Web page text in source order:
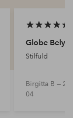
Globe
Stilfuld
Birgitta B —
04